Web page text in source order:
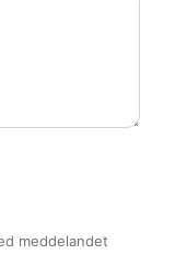
meddelandet